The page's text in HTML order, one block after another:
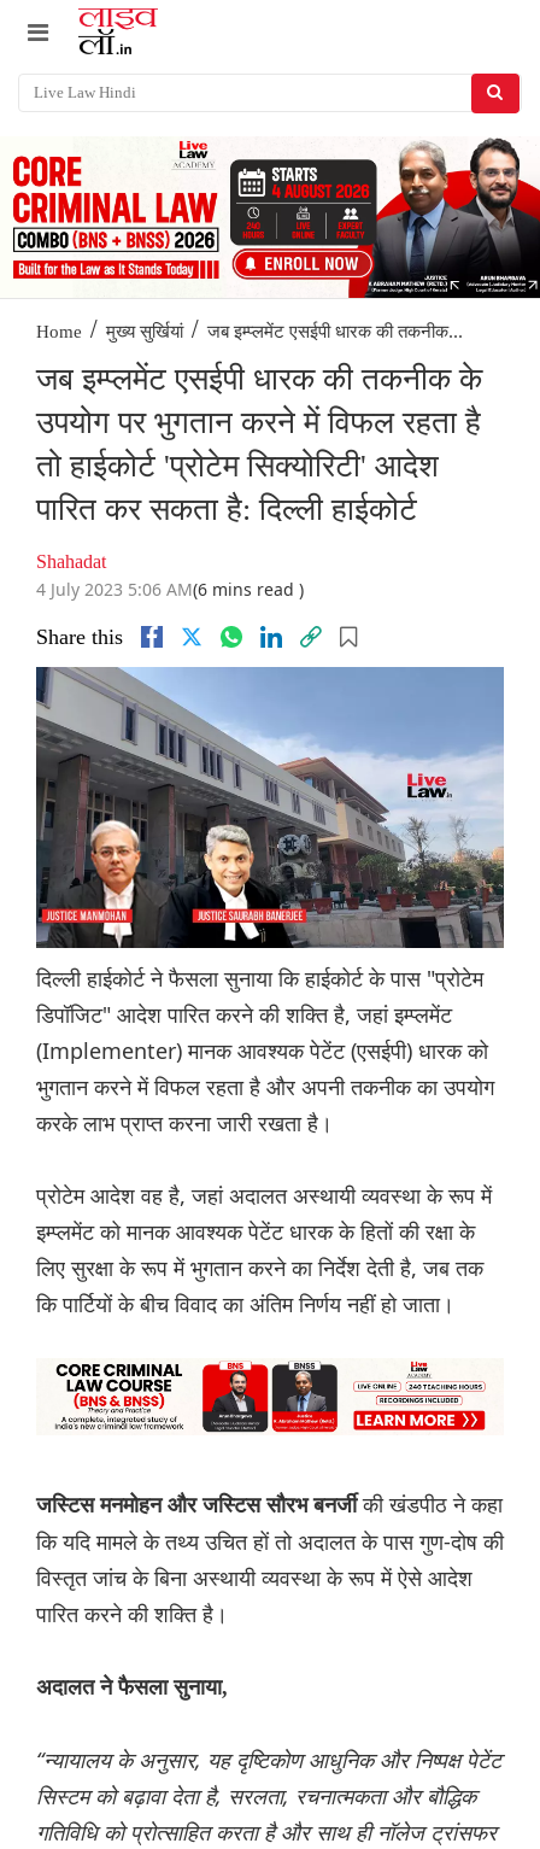
Home / मुख्य सुर्खियां / जब इम्प्लमेंट एसईपी धारक की तकनीक...
जब इम्प्लमेंट एसईपी धारक की तकनीक के
उपयोग पर भुगतान करने में विफल रहता है
तो हाईकोर्ट 'प्रोटेम सिक्योरिटी' आदेश
पारित कर सकता है: दिल्ली हाईकोर्ट
Shahadat
4 July 2023 5:06 AM(6 mins read )
Share this
दिल्ली हाईकोर्ट ने फैसला सुनाया कि हाईकोर्ट के पास "प्रोटेम
डिपॉजिट" आदेश पारित करने की शक्ति है, जहां इम्प्लमेंट
(Implementer) मानक आवश्यक पेटेंट (एसईपी) धारक को
भुगतान करने में विफल रहता है और अपनी तकनीक का उपयोग
करके लाभ प्राप्त करना जारी रखता है।
प्रोटेम आदेश वह है, जहां अदालत अस्थायी व्यवस्था के रूप में
इम्प्लमेंट को मानक आवश्यक पेटेंट धारक के हितों की रक्षा के
लिए सुरक्षा के रूप में भुगतान करने का निर्देश देती है, जब तक
कि पार्टियों के बीच विवाद का अंतिम निर्णय नहीं हो जाता।
जस्टिस मनमोहन और जस्टिस सौरभ बनर्जीकी खंडपीठ ने कहा
कि यदि मामले के तथ्य उचित हों तो अदालत के पास गुण-दोष की
विस्तृत जांच के बिना अस्थायी व्यवस्था के रूप में ऐसे आदेश
पारित करने की शक्ति है।
अदालत ने फैसला सुनाया,
“न्यायालय के अनुसार, यह दृष्टिकोण आधुनिक और निष्पक्ष पेटेंट
सिस्टम को बढ़ावा देता है, सरलता, रचनात्मकता और बौद्धिक
गतिविधि को प्रोत्साहित करता है और साथ ही नॉलेज ट्रांसफर